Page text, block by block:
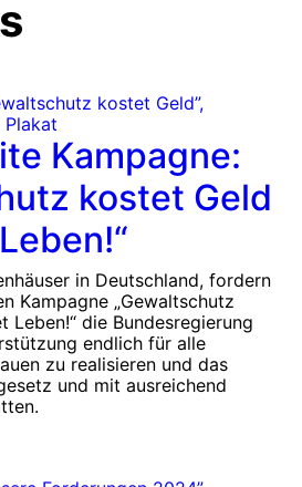
Kampagne:
kostet Geld
in Deutschland, fordern
Kampagne „Gewaltschutz
die Bundesregierung
endlich für alle
zu realisieren und das
und mit ausreichend